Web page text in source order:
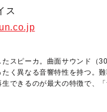
ス
スピーカ。曲面サウンド（
く異なる音響特性を持つ。
できるのが最大の特徴で、